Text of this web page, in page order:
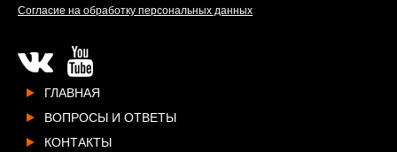
Согласие на обработку персональных данных
ГЛАВНАЯ
ВОПРОСЫ И ОТВЕТЫ
КОНТАКТЫ